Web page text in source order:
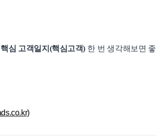
심 고객일지(핵심고객) 한 번 생각해보면 좋